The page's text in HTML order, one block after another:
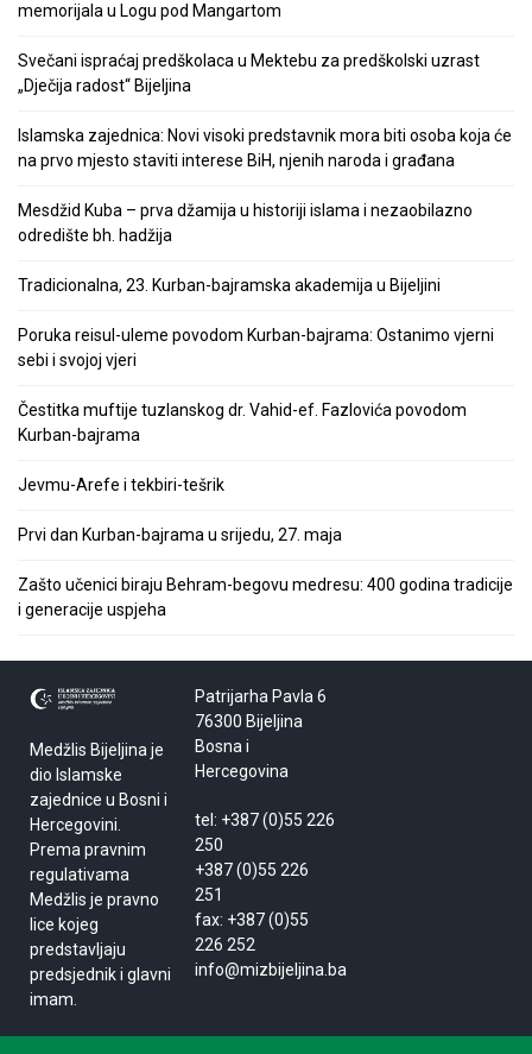
memorijala u Logu pod Mangartom
Svečani ispraćaj predškolaca u Mektebu za predškolski uzrast
„Dječija radost“ Bijeljina
Islamska zajednica: Novi visoki predstavnik mora biti osoba koja će
na prvo mjesto staviti interese BiH, njenih naroda i građana
Mesdžid Kuba – prva džamija u historiji islama i nezaobilazno
odredište bh. hadžija
Tradicionalna, 23. Kurban-bajramska akademija u Bijeljini
Poruka reisul-uleme povodom Kurban-bajrama: Ostanimo vjerni
sebi i svojoj vjeri
Čestitka muftije tuzlanskog dr. Vahid-ef. Fazlovića povodom
Kurban-bajrama
Jevmu-Arefe i tekbiri-tešrik
Prvi dan Kurban-bajrama u srijedu, 27. maja
Zašto učenici biraju Behram-begovu medresu: 400 godina tradicije
i generacije uspjeha
Medžlis Bijeljina je
dio Islamske
zajednice u Bosni i
Hercegovini.
Prema pravnim
regulativama
Medžlis je pravno
lice kojeg
predstavljaju
predsjednik i glavni
imam.
Patrijarha Pavla 6
76300 Bijeljina
Bosna i
Hercegovina
tel: +387 (0)55 226
250
+387 (0)55 226
251
fax: +387 (0)55
226 252
info@mizbijeljina.ba